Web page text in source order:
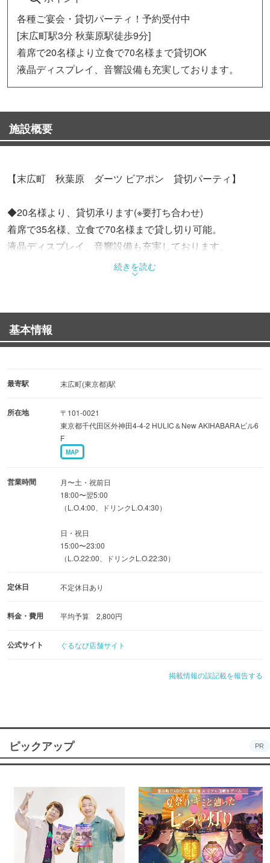
各種ご宴会・貸切パーティ！予約受付中
[末広町駅3分 秋葉原駅徒歩9分]
着席で20名様より立食で70名様まで貸切OK
液晶ディスプレイ、音響設備も充実しております。
施設概要
【末広町 秋葉原 ダーツ ビアポン 貸切パーティ】
◆20名様より、貸切承ります(※要打ち合わせ)
着席で35名様、立食で70名様まで貸し切り可能。
液晶ディスプレイ、音響設備も充実しております。
◆ご予算、お時間、お人数に合わせ、様々なプランをご提
・ご婚礼、1.5次会や、2次会に！
・各種懇親会、パーティーに！
・ゲームイベント等の会場に！
・場所貸し等による、スペースの利用に！
◆秋葉原で話題のアミューズメントパーティー
・最新設備と充実のフード＆ドリンクメニュー、上質な空
・お洒落で特別な時間を過ごせるダーツバー
・本格カクテルと料理＆ダーツや「ビアポン」などのゲー
続きを読む
基本情報
最寄駅 末広町(東京都)駅
所在地
〒101-0021
東京都千代田区外神田4-4-2 HULIC＆New AKIHABARAビル6
F
MAP
営業時間
月〜土・祝前日
18:00〜翌5:00
（L.O.4:00、ドリンクL.O.4:30）
日・祝日
15:00〜23:00
（L.O.22:00、ドリンクL.O.22:30）
定休日 不定休日あり
料金・費用 平均予算 2,800円
公式サイト ぐるなび店舗サイト
掲載情報の誤記載を報告する
ピックアップ PR